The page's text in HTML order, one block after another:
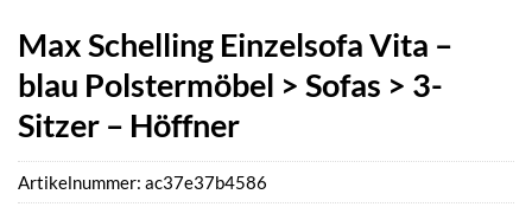
Max Schelling Einzelsofa Vita –
blau Polstermöbel > Sofas > 3-
Sitzer – Höffner
Artikelnummer: ac37e37b4586